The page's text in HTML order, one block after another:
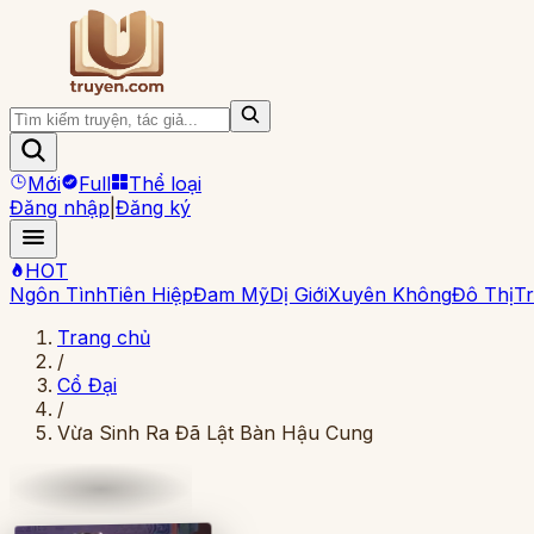
Mới Full
Thể loại
Đăng nhập Đăng ký
HOT
Ngôn TìnhTiên HiệpĐam MỹDị GiớiXuyên KhôngĐô Thị
Trang chủ
/
Cổ Đại
/
Vừa Sinh Ra Đã Lật Bàn Hậu Cung